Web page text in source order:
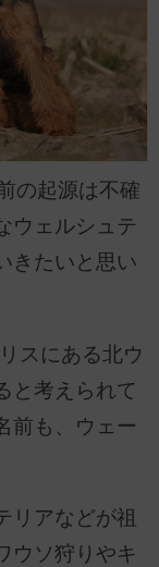
の起源は不確
ウェルシュテ
きたいと思い
スにある北ウ
と考えられて
前も、ウェー
リアなどが祖
ウソ狩りやキ